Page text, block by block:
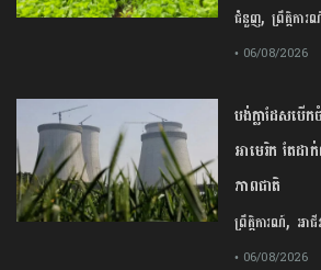
ជំនួញ,ព្រឹត្តិការ
• 06/08/2026
បង់ក្លាដែស​បើ
អាមេរិក​ តែ​ដា
ភាព​ជាតិ​
ព្រឹត្តិការណ៍, អាជី
• 06/08/2026